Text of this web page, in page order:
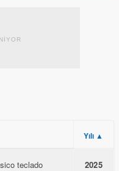
Yılı ▲
teclado 2025